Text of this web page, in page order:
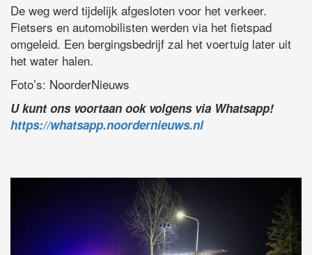
De weg werd tijdelijk afgesloten voor het verkeer.
Fietsers en automobilisten werden via het fietspad
omgeleid. Een bergingsbedrijf zal het voertuig later uit
het water halen.
Foto’s: NoorderNieuws
U kunt ons voortaan ook volgens via Whatsapp!
https://whatsapp.noordernieuws.nl